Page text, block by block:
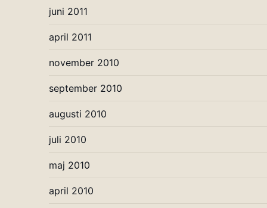
juni 2011
april 2011
november 2010
september 2010
augusti 2010
juli 2010
maj 2010
april 2010